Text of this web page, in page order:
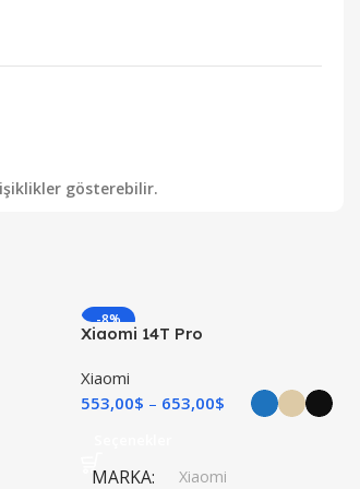
gösterebilir.
-8%
YENI
Xiaomi 14T Pro
Xiaomi
553,00$ 653,00$
MARKA Xiaomi